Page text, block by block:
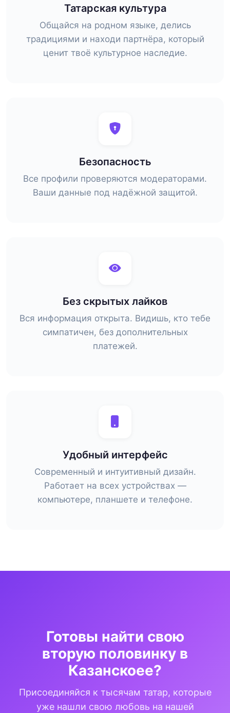
Татарская культура
Общайся на родном языке, делись
традициями и находи партнёра, который
ценит твоё культурное наследие.
Безопасность
Все профили проверяются модераторами.
Ваши данные под надёжной защитой.
Без скрытых лайков
Вся информация открыта. Видишь, кто тебе
симпатичен, без дополнительных
платежей.
Удобный интерфейс
Современный и интуитивный дизайн.
Работает на всех устройствах —
компьютере, планшете и телефоне.
Готовы найти свою
вторую половинку в
Казанскоее?
Присоединяйся к тысячам татар, которые
уже нашли свою любовь на нашей